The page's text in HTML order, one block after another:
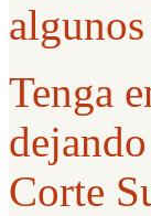
Tenga
Corte